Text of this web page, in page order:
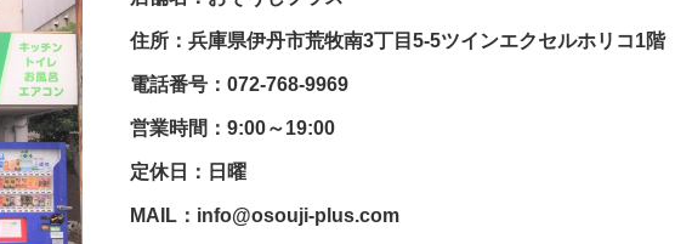
住所：兵庫県伊丹市荒牧南3丁目5-5ツインエクセルホリコ1階
電話番号：072-768-9969
営業時間：9:00～19:00
定休日：日曜
MAIL：info@osouji-plus.com